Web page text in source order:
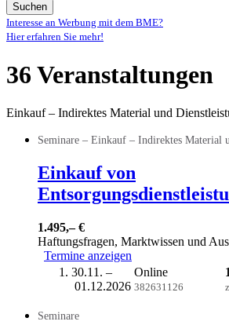
Suchen
Interesse an Werbung mit dem BME?
Hier erfahren Sie mehr!
36 Veranstaltungen
Einkauf – Indirektes Material und
Seminare – Einkauf – Indirektes Material
Einkauf von
1.495,– €
Haftungsfragen, Marktwissen und
Termine anzeigen
30.11. –
01.12.2026
Online
382631126
Seminare